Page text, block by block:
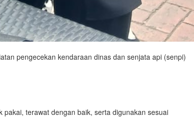
pengecekan kendaraan dinas dan senjata api (senpi)
terawat dengan baik, serta digunakan sesuai